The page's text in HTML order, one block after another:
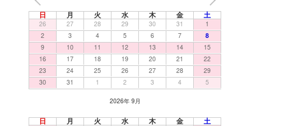
日 月 火 水 木 金 土
26 27 28 29 30 31
1
2
3 4 5 6 7
8
9
10 11 12 13 14
15
16
17 18 19 20 21
22
23
24 25 26 27 28
29
30
31 1 2 3 4 5
2026年 9月
日 月 火 水 木 金 土